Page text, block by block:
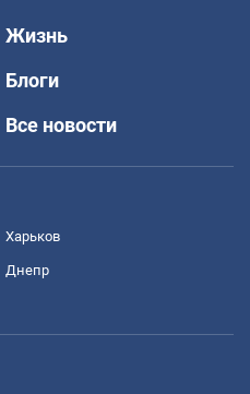
Жизнь
Блоги
Все новости
Харьков
Днепр